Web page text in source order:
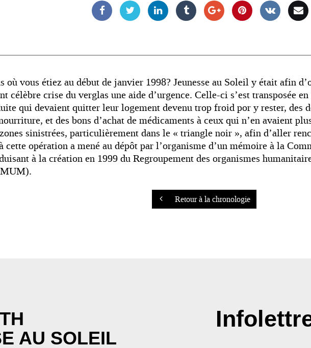
où vous étiez au début de janvier 1998? Jeunesse au Soleil y était afin
célèbre crise du verglas une aide d’urgence. Celle-ci s’est transposée
qui devaient quitter leur logement devenu trop froid por y rester, des
et des bons d’achat de médicaments à ceux qui n’en avaient
sinistrées, particulièrement dans le « triangle noir », afin d’aller
cette opération a mené au dépôt par l’organisme d’un mémoire à la
à la création en 1999 du Regroupement des organismes
Retour à la chronologie
AU SOLEIL